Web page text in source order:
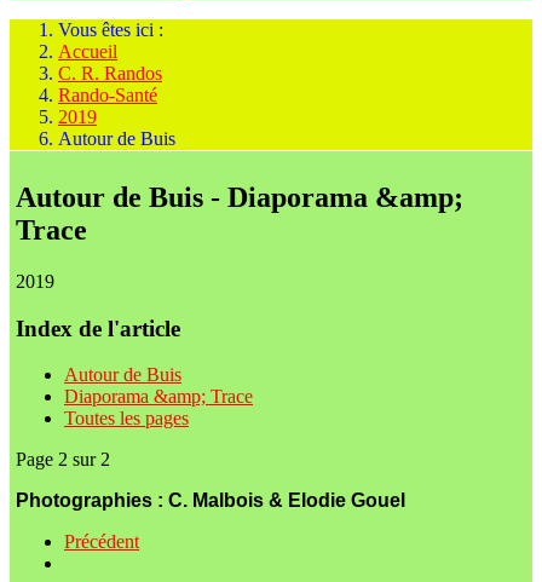
Vous êtes ici :
Accueil
C. R. Randos
Rando-Santé
2019
Autour de Buis
Autour de Buis - Diaporama &amp;
Trace
2019
Index de l'article
Autour de Buis
Diaporama &amp; Trace
Toutes les pages
Page 2 sur 2
Photographies : C. Malbois & Elodie Gouel
Précédent